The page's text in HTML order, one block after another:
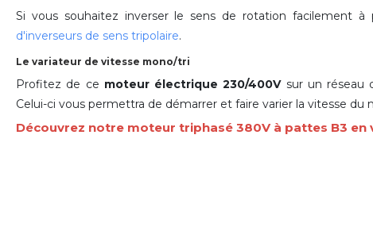
Si vous souhaitez inverser le sens de rotation facilement
d'inverseurs de sens tripolaire.
Le variateur de vitesse mono/tri
Profitez de ce moteur électrique 230/400Vsur un réseau
Celui-ci vous permettra de démarrer et faire varier la vitesse
Découvrez notre moteur triphasé 380V à pattes B3 en